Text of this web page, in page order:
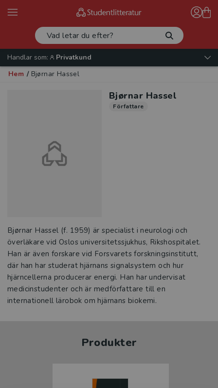
Handlar som:
Privatkund
Hem / Bjørnar Hassel
Bjørnar Hassel
Författare
Bjørnar Hassel (f. 1959) är specialist i neurologi och
överläkare vid Oslos universitetssjukhus, Rikshospitalet.
Han är även forskare vid Forsvarets forskningsinstitutt,
där han har studerat hjärnans signalsystem och hur
hjärncellerna producerar energi. Han har undervisat
medicinstudenter och är medförfattare till en
internationell lärobok om hjärnans biokemi.
Produkter